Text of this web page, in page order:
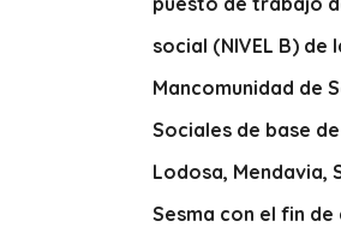
social (NIVEL B) de
Mancomunidad de
Sociales de base
Lodosa, Mendavia,
Sesma con el fin